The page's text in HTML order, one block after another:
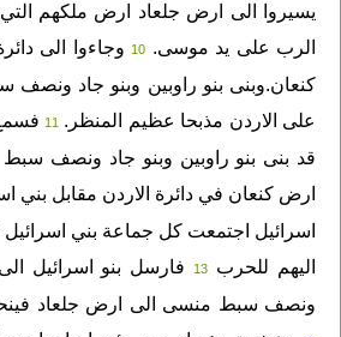
يسيروا الى ارض جلعاد ارض ملكهم
الرب على يد موسى. 10وجاءوا الى
كنعان.وبنى بنو راوبين وبنو جاد
على الاردن مذبحا عظيم المنظر. 11فسمع
قد بنى بنو راوبين وبنو جاد ونصف
ارض كنعان في دائرة الاردن مقابل بني
اسرائيل اجتمعت كل جماعة بني
اليهم للحرب
13فارسل بنو اسرائيل
ونصف سبط منسى الى ارض جلعاد